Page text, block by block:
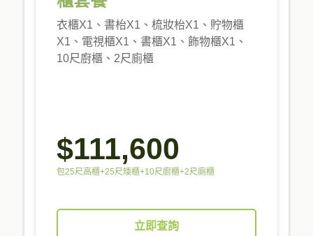
衣櫃X1、書枱X1、梳妝枱X1、貯物櫃
X1、電視櫃X1、書櫃X1、飾物櫃X1、
10尺廚櫃、2尺廁櫃
$111,600
包25尺高櫃+25尺矮櫃+10尺廚櫃+2尺廁櫃
立即查詢